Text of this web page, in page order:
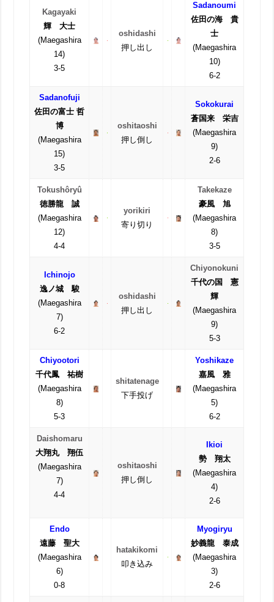
Kagayaki
輝 大士
(Maegashira
14)
3-5
oshidashi
押し出し
Sadanoumi
佐田の海 貴
士
(Maegashira
10)
6-2
Sadanofuji
佐田の富士 哲
博
(Maegashira
15)
3-5
oshitaoshi
押し倒し
Sokokurai
蒼国来 栄吉
(Maegashira
9)
2-6
Tokushôryû
徳勝龍 誠
(Maegashira
12)
4-4
yorikiri
寄り切り
Takekaze
豪風 旭
(Maegashira
8)
3-5
Ichinojo
逸ノ城 駿
(Maegashira
7)
6-2
oshidashi
押し出し
Chiyonokuni
千代の国 憲
輝
(Maegashira
9)
5-3
Chiyootori
千代鳳 祐樹
(Maegashira
8)
5-3
shitatenage
下手投げ
Yoshikaze
嘉風 雅
(Maegashira
5)
6-2
Daishomaru
大翔丸 翔伍
(Maegashira
7)
4-4
oshitaoshi
押し倒し
Ikioi
勢 翔太
(Maegashira
4)
2-6
Endo
遠藤 聖大
(Maegashira
6)
0-8
hatakikomi
叩き込み
Myogiryu
妙義龍 泰成
(Maegashira
3)
2-6